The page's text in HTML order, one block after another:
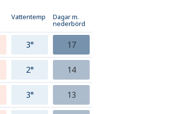
Vattentemp Dagar m.
nederbörd
3° 17
2° 14
3° 13